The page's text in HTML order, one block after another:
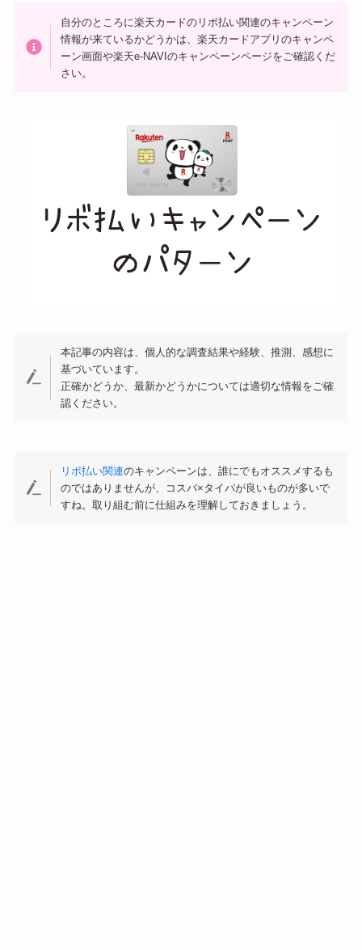
自分のところに楽天カードのリボ払い関連のキャンペーン
情報が来ているかどうかは、楽天カードアプリのキャンペ
ーン画面や楽天e-NAVIのキャンペーンページをご確認くだ
さい。
本記事の内容は、個人的な調査結果や経験、推測、感想に
基づいています。
正確かどうか、最新かどうかについては適切な情報をご確
認ください。
リボ払い関連のキャンペーンは、誰にでもオススメするも
のではありませんが、コスパ×タイパが良いものが多いで
すね。取り組む前に仕組みを理解しておきましょう。